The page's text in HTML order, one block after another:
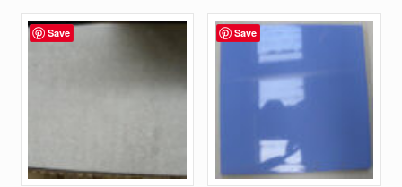
Save Save